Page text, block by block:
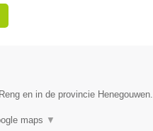
en in de provincie Henegouwen.
maps ▼